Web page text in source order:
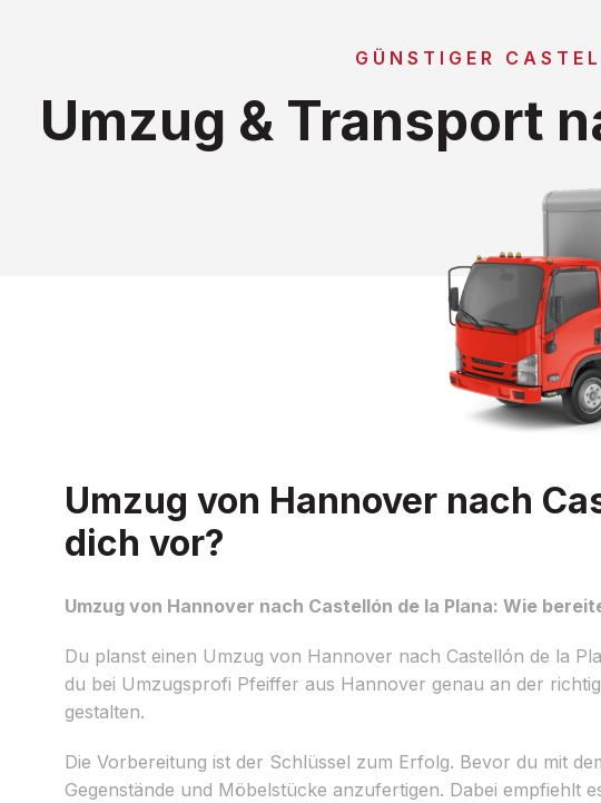
GÜNSTIGER
Umzug & Transport
Umzug von Hannover nach
dich vor?
Umzug von Hannover nach Castellón de la Plana: Wie
Du planst einen Umzug von Hannover nach Castellón de la
du bei Umzugsprofi Pfeiffer aus Hannover genau an der
gestalten.
Die Vorbereitung ist der Schlüssel zum Erfolg. Bevor du mit
Gegenstände und Möbelstücke anzufertigen. Dabei empfiehlt